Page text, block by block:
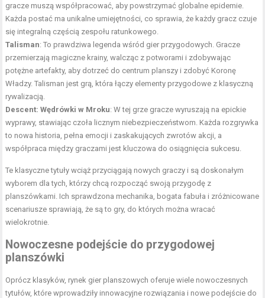
gracze muszą współpracować, aby powstrzymać globalne epidemie.
Każda postać ma unikalne umiejętności, co sprawia, że każdy gracz czuje
się integralną częścią zespołu ratunkowego.
Talisman: To prawdziwa legenda wśród gier przygodowych. Gracze
przemierzają magiczne krainy, walcząc z potworami i zdobywając
potężne artefakty, aby dotrzeć do centrum planszy i zdobyć Koronę
Władzy. Talisman jest grą, która łączy elementy przygodowe z klasyczną
rywalizacją.
Descent: Wędrówki w Mroku: W tej grze gracze wyruszają na epickie
wyprawy, stawiając czoła licznym niebezpieczeństwom. Każda rozgrywka
to nowa historia, pełna emocji i zaskakujących zwrotów akcji, a
współpraca między graczami jest kluczowa do osiągnięcia sukcesu.
Te klasyczne tytuły wciąż przyciągają nowych graczy i są doskonałym
wyborem dla tych, którzy chcą rozpocząć swoją przygodę z
planszówkami. Ich sprawdzona mechanika, bogata fabuła i zróżnicowane
scenariusze sprawiają, że są to gry, do których można wracać
wielokrotnie.
Nowoczesne podejście do przygodowej
planszówki
Oprócz klasyków, rynek gier planszowych oferuje wiele nowoczesnych
tytułów, które wprowadziły innowacyjne rozwiązania i nowe podejście do